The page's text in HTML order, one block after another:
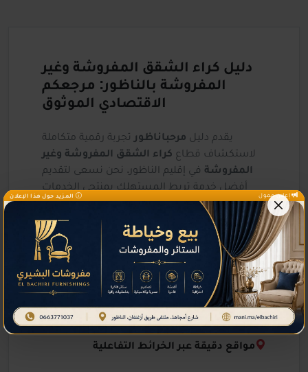
دليل كراء الشقق المفروشة وغير
المفروشة بالناظور: مرجعكم
الاقتصادي الموثوق
يقدم دليل مرحباناظورتجربة رقمية متكاملة
لاستكشاف قطاع كراء الشقق المفروشة وغير
المفروشة في إقليم الناظور. نحن نسعى لتقديم
أفضل خدمة تربط المستهلك بمنتجي الخدمات
والسلع في المنطقة بكل سهولة، من خلال توفير
بيانات مجمعة وموثقة تشمل العناوين، أرقام
الهواتف، وأفضل العروض المتاحة لعام 2026.
دليل شامل لكافة المؤسسات والخدمات
أرقام هواتف مباشرة وسهلة الوصول
تصنيفات حسب الأكثر زيارة وتقييماً
مواقع دقيقة عبر الخرائط التفاعلية
إعلان ممول المزيد حول هذا الإعلان